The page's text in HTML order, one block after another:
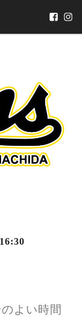
よい時間